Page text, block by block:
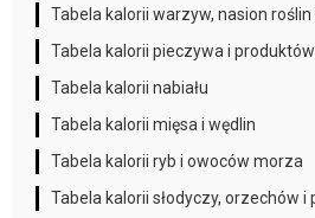
Tabela kalorii warzyw, nasion
Tabela kalorii pieczywa i
Tabela kalorii nabiału
Tabela kalorii mięsa i wędlin
Tabela kalorii ryb i owoców morza
Tabela kalorii słodyczy, orzechów i